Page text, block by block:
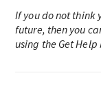
If you do not think
future, then you
using the Get